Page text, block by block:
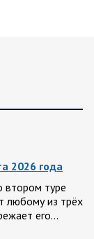
2026 года
втором туре
любому из трёх
его…